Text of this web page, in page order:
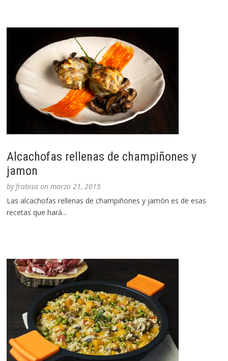
Alcachofas rellenas de champiñones y
jamon
byfrabisa onmarzo 21, 2015
Las alcachofas rellenas de champiñones y jamón es de esas
recetas que hará...